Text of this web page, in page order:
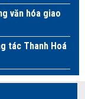
văn hóa giao
tác Thanh Hoá